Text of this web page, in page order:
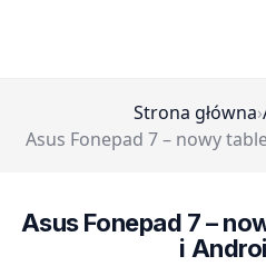
Strona główna›
Asus Fonepad 7 – nowy
Asus Fonepad 7 –
i